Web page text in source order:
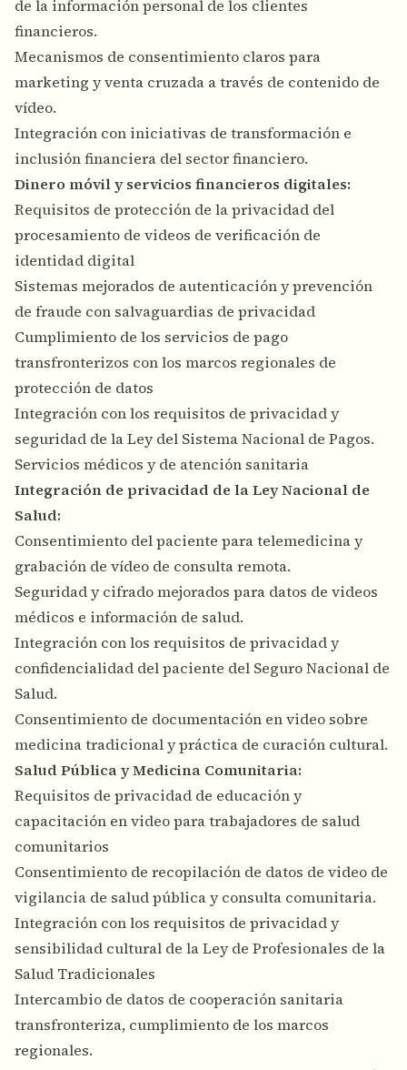
de la información personal de los clientes
financieros.
Mecanismos de consentimiento claros para
marketing y venta cruzada a través de contenido de
vídeo.
Integración con iniciativas de transformación e
inclusión financiera del sector financiero.
Dinero móvil y servicios financieros digitales:
Requisitos de protección de la privacidad del
procesamiento de videos de verificación de
identidad digital
Sistemas mejorados de autenticación y prevención
de fraude con salvaguardias de privacidad
Cumplimiento de los servicios de pago
transfronterizos con los marcos regionales de
protección de datos
Integración con los requisitos de privacidad y
seguridad de la Ley del Sistema Nacional de Pagos.
Servicios médicos y de atención sanitaria
Integración de privacidad de la Ley Nacional de
Salud:
Consentimiento del paciente para telemedicina y
grabación de vídeo de consulta remota.
Seguridad y cifrado mejorados para datos de videos
médicos e información de salud.
Integración con los requisitos de privacidad y
confidencialidad del paciente del Seguro Nacional de
Salud.
Consentimiento de documentación en video sobre
medicina tradicional y práctica de curación cultural.
Salud Pública y Medicina Comunitaria:
Requisitos de privacidad de educación y
capacitación en video para trabajadores de salud
comunitarios
Consentimiento de recopilación de datos de video de
vigilancia de salud pública y consulta comunitaria.
Integración con los requisitos de privacidad y
sensibilidad cultural de la Ley de Profesionales de la
Salud Tradicionales
Intercambio de datos de cooperación sanitaria
transfronteriza, cumplimiento de los marcos
regionales.